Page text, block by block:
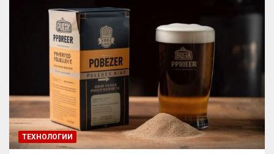
ТЕХНОЛОГИИ